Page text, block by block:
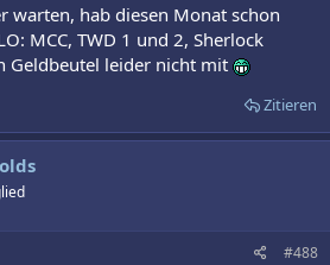
warten, hab diesen Monat schon
MCC, TWD 1 und 2, Sherlock
Geldbeutel leider nicht mit
Zitieren
#488